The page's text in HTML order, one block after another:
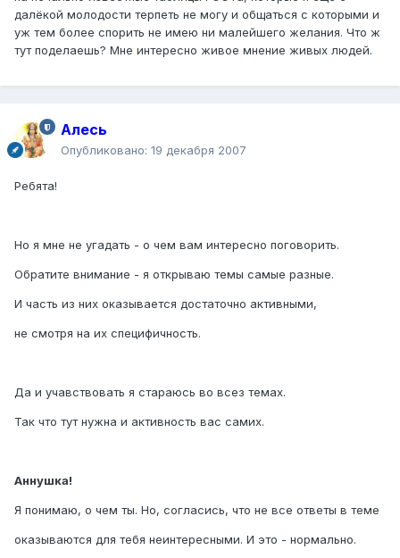
далёкой молодости терпеть не могу и общаться с которыми и
уж тем более спорить не имею ни малейшего желания. Что ж
тут поделаешь? Мне интересно живое мнение живых людей.
Алесь
Опубликовано: 19 декабря 2007
Ребята!
Но я мне не угадать - о чем вам интересно поговорить.
Обратите внимание - я открываю темы самые разные.
И часть из них оказывается достаточно активными,
не смотря на их специфичность.
Да и учавствовать я стараюсь во всез темах.
Так что тут нужна и активность вас самих.
Аннушка!
Я понимаю, о чем ты. Но, согласись, что не все ответы в теме
оказываются для тебя неинтересными. И это - нормально.